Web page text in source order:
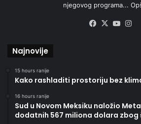
njegovog programa...
Facebook
X
Najnovije
15 hours ranije
Kako rashladiti prostoriju bez
16 hours ranije
Sud u Novom Meksiku naložio
dodatnih 567 miliona dolara zbog